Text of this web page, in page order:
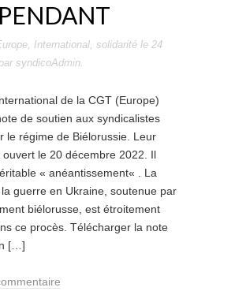
, International, solidarité le 24
syndicoAdmin.
de la CGT (Europe)
de soutien aux syndicalistes
le régime de Biélorussie. Leur
ouvert le 20 décembre 2022. Il
« anéantissement« . La
guerre en Ukraine, soutenue par
biélorusse, est étroitement
ce procès. Télécharger la note
[…]